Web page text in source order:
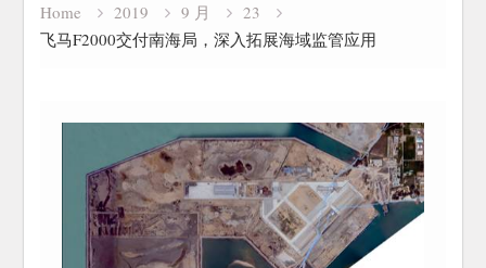
Home 2019 9 月
23
飞马F2000交付南海局，深入拓展海域监管应用